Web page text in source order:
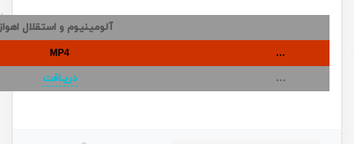
آلومینیوم و استقلال
…
MP4
… دریـافت